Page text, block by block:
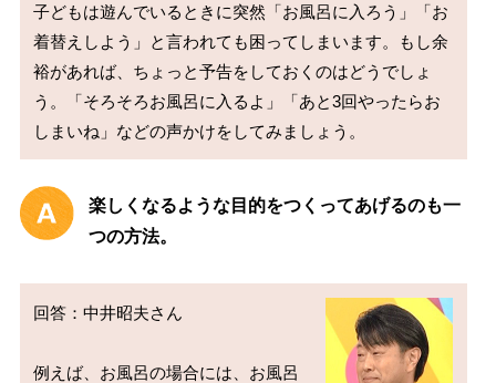
子どもは遊んでいるときに突然「お風呂に入ろう」「お
着替えしよう」と言われても困ってしまいます。もし余
裕があれば、ちょっと予告をしておくのはどうでしょ
う。「そろそろお風呂に入るよ」「あと3回やったらお
楽しくなるような目的をつくってあげるのも一
つの方法。
回答：中井昭夫さん
例えば、お風呂の場合には、お風呂